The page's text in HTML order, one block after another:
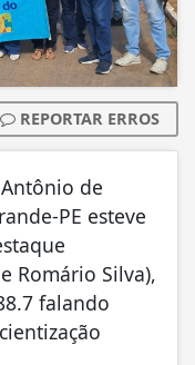
REPORTAR ERROS
de
PE esteve
Romário Silva),
falando